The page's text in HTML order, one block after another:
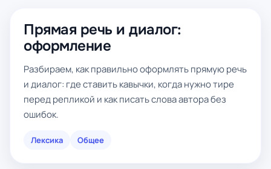
Прямая речь и диалог:
оформление
Разбираем, как правильно оформлять прямую речь
и диалог: где ставить кавычки, когда нужно тире
перед репликой и как писать слова автора без
ошибок.
Лексика Общее